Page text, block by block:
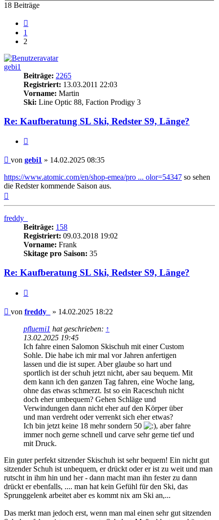
18 Beiträge
1
2
gebi1
Beiträge: 2265
Registriert: 13.03.2011 22:03
Vorname: Martin
Ski: Line Optic 88, Faction Prodigy 3
Re: Kaufberatung SL Ski, Redster S9, Länge?
Beitrag
von gebi1 » 14.02.2025 08:35
https://www.atomic.com/en/shop-emea/pro ... olor=54347 so sehen
die Redster kommende Saison aus.
freddy_
Beiträge: 158
Registriert: 09.03.2018 19:02
Vorname: Frank
Skitage pro Saison: 35
Re: Kaufberatung SL Ski, Redster S9, Länge?
Beitrag
von freddy_ » 14.02.2025 18:22
pfluemi1 hat geschrieben: ↑
13.02.2025 19:45
Ich fahre einen Salomon Skischuh mit einer Custom
Sohle. Die habe ich mir mal vor Jahren anfertigen
lassen und die ist super. Aber glaube so hart und
sportlich ist der schuh jetzt nicht, aber sau bequem. Mit
dem kann ich den ganzen Tag fahren, eine Woche lang,
ohne das etwas schmerzt. Ist so ein Raceschuh nicht
doch eher umbequem? Gehen Schläge und
Verwindungen dann nicht eher auf den Körper über
und man verdreht oder verrenkt sich eher etwas?
Ich bin jetzt keine 18 mehr sondern 50
, aber fahre
immer noch gerne schnell und carve sehr gerne tief und
mit Druck.
Ein guter perfekt sitzender Skischuh ist sehr bequem! Ein nicht gut
sitzender Schuh ist unbequem, er drückt oder er ist zu weit und man
rutscht in ihm hin und her - dann macht man ihn fester zu dann
drückt er ebenfalls, .... man hat kein Gefühl für den Ski, das
Sprunggelenk arbeitet aber es kommt nix am Ski an,...
Das merkt man jedoch erst, wenn man mal einen sehr gut sitzenden